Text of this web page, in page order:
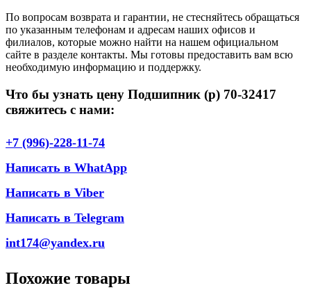
По вопросам возврата и гарантии, не стесняйтесь обращаться
по указанным телефонам и адресам наших офисов и
филиалов, которые можно найти на нашем официальном
сайте в разделе контакты. Мы готовы предоставить вам всю
необходимую информацию и поддержку.
Что бы узнать цену Подшипник (р) 70-32417
свяжитесь с нами:
+7 (996)-228-11-74
Написать в WhatApp
Написать в Viber
Написать в Telegram
int174@yandex.ru
Похожие товары